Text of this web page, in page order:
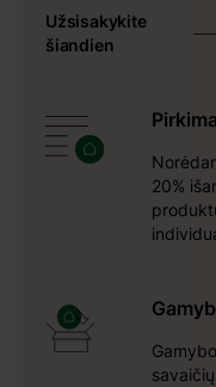
Užsisakykite
šiandien
20%